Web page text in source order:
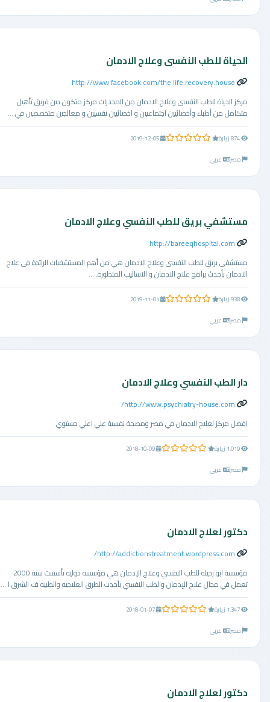
الحياة للطب النفسى وعلاج الادمان
http://www.facebook.com/the.life.recovery.house
مركز الحياة للطب النفسى وعلاج الادمان من المخدرات مركز متكون من فريق تأهيل
متكامل من أطباء وأخصائيين اجتماعيين و اخصائيين نفسيين و معالجين متخصصين في ...
0.0 من 5 نجوم
2019-12-05
مصر
عربي
مستشفي بريق للطب النفسي وعلاج الادمان
http://bareeqhospital.com
مستشفى بريق للطب النفسى وعلاج الادمان هي من أهم المستشفيات الرائدة فى علاج
الادمان بأحدث برامج علاج الادمان و الاساليب المتطورة. ...
0.0 من 5 نجوم
2019-11-01
مصر
عربي
دار الطب النفسي وعلاج الادمان
http://www.psychiatry-house.com/
افضل مركز لعلاج الادمان في مصر ومصحة نفسية علي اعلي مستوي
0.0 من 5 نجوم
2018-10-09
مصر
عربي
دكتور لعلاج الادمان
http://addictionstreatment.wordpress.com/
مؤسسة ابو رجيله للطب النفسي وعلاج الإدمان هي مؤسسه دوليه تأسست سنة 2000
تعمل في مجال علاج الإدمان والطب النفسي بأحدث الطرق العلاجيه والطبيه ف الشرق ا ...
0.0 من 5 نجوم
2018-01-07
مصر
عربي
دكتور لعلاج الادمان